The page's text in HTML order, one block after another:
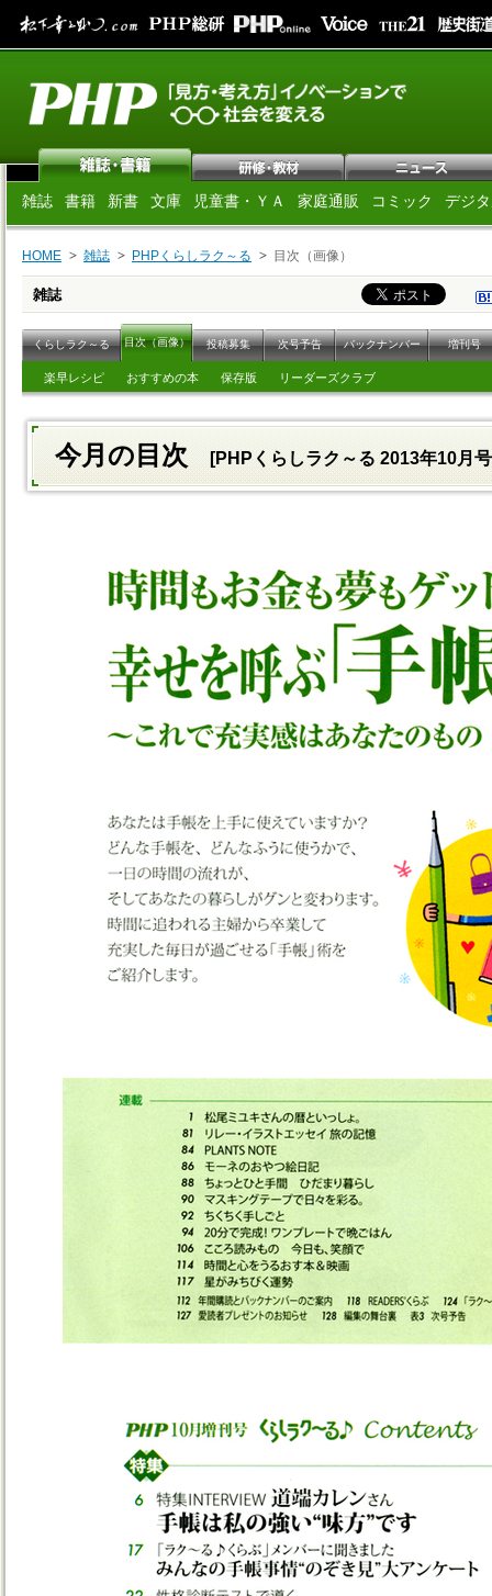
雑誌 書籍 新書 文庫 児童書・ＹＡ 家庭通販 コミック デジ
HOME 雑誌 PHPくらしラク～る 目次（画像）
雑誌
くらしラク～る 目次（画像） 投稿募集 次号予告 バックナンバー 増刊号
楽早レシピ おすすめの本 保存版 リーダーズクラブ
今月の目次 [PHPくらしラク～る 2013年10月